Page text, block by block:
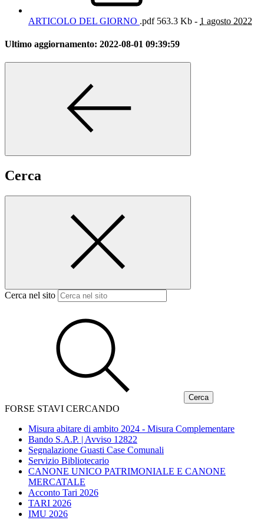
ARTICOLO DEL GIORNO .pdf563.3 Kb - 1 agosto 2022
Ultimo aggiornamento: 2022-08-01 09:39:59
Cerca
Cerca nel sito
FORSE STAVI CERCANDO
Misura abitare di ambito 2024 - Misura Complementare
Bando S.A.P. | Avviso 12822
Segnalazione Guasti Case Comunali
Servizio Bibliotecario
CANONE UNICO PATRIMONIALE E CANONE
MERCATALE
Acconto Tari 2026
TARI 2026
IMU 2026